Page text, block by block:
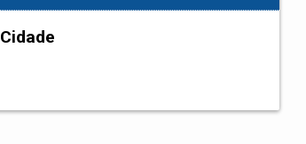
Cidade